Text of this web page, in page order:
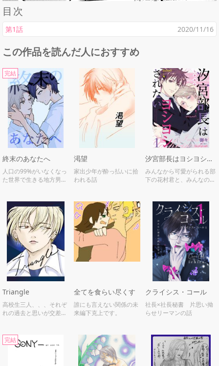
目次
第1話 2020/11/16
この作品を読んだ人におすすめ
完結
終末のあなたへ
人口の99%がいなくなっ
た世界で生きる地方男子
渇望
家出少年が酔っ払いに拾
われる話
汐宮部長はヨシヨシされたい
みんなから可愛がられる部
下の花村君と、みんなの憧
Triangle
高校生三人、、、それぞ
れの過去と思いが交差す
全てを食らい尽くす
誰にも言えない関係の未
来編下克上です。
クライシス・コール
社長×社長秘書 片思い拗
らせリーマンの話
完結